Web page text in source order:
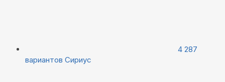
4 287
вариантов Сириус